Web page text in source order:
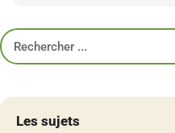
Les sujets